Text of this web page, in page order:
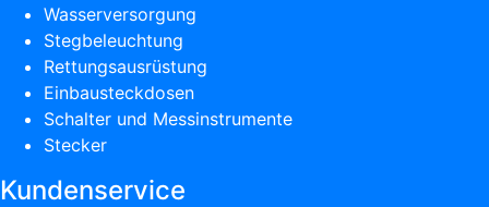
Wasserversorgung
Stegbeleuchtung
Rettungsausrüstung
Einbausteckdosen
Schalter und Messinstrumente
Stecker
Kundenservice